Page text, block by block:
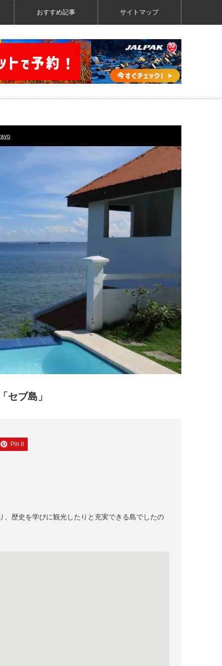
おすすめ記事 サイトマップ
セブ島」
Pin it
歴史を学びに観光したりと充実できる島でしたの